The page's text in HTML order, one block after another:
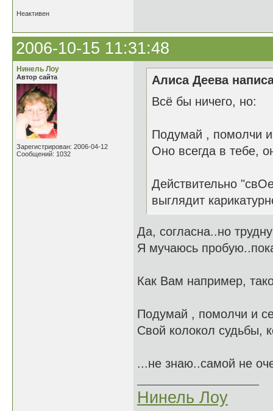
Неактивен
2006-10-15 11:31:48
Нинель Лоу
Автор сайта
Зарегистрирован: 2006-04-12
Сообщений: 1032
Алиса Деева
Всё бы ничего, но:
Подумай , помолчи
Оно всегда в тебе,
Действительно
выглядит
Да, согласна..но
Я мучаюсь
Как Вам например,
Подумай , помолчи и
Свой колокол судьбы,
...не знаю..самой не
Нинель Лоу